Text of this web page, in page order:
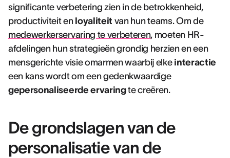
significante verbetering zien in de betrokkenheid,
productiviteit en loyaliteit van hun teams. Om de
medewerkerservaring te verbeteren, moeten HR-
afdelingen hun strategieën grondig herzien en een
mensgerichte visie omarmen waarbij elke interactie
een kans wordt om een gedenkwaardige
gepersonaliseerde ervaringte creëren.
De grondslagen van de
personalisatie van de